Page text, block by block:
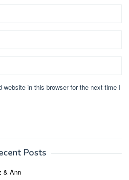
website in this browser for the next time I
Posts
& Ann